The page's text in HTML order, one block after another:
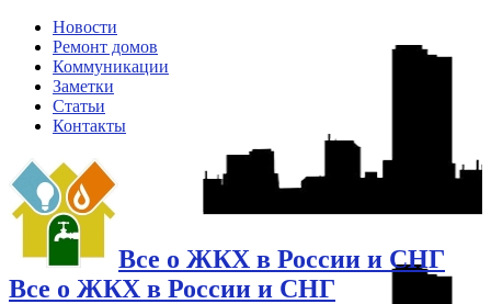
Новости
Ремонт домов
Коммуникации
Заметки
Статьи
Контакты
Все о ЖКХ в России и СНГ
Все о ЖКХ в России и СНГ